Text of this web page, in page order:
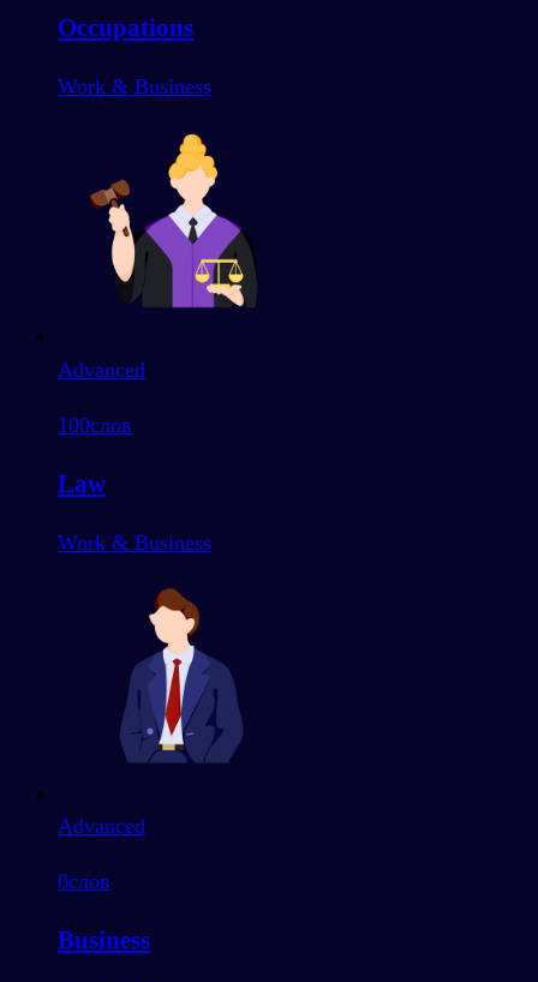
Occupations
Work & Business
Advanced
100слов
Law
Work & Business
Advanced
0слов
Business